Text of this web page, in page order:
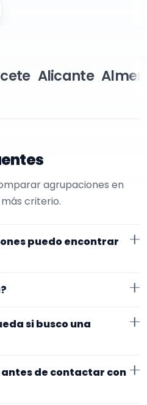
Alicante
agrupaciones en
criterio.
puedo encontrar
tamaño de la
son de la zona y otros
gastos.
si busco una
y la zona. Si ya sabes el
el filtro de tipo de
con opciones más
de contactar con